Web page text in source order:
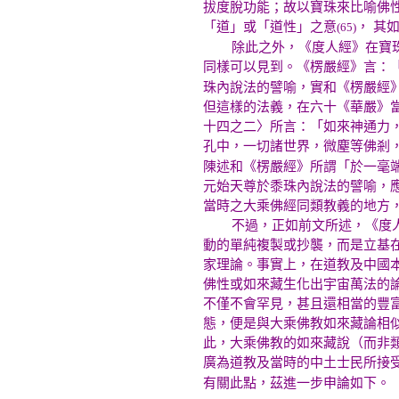
拔度脫功能；故以寶珠來比喻佛
「道」或「道性」之意(65) ， 其
除此之外，《度人經》在寶珠
同樣可以見到。《楞嚴經》言：
珠內說法的譬喻，實和《楞嚴經
但這樣的法義，在六十《華嚴》
十四之二〉所言：「如來神通力
孔中，一切諸世界，微塵等佛剎
陳述和《楞嚴經》所謂「於一毫
元始天尊於黍珠內說法的譬喻，
當時之大乘佛經同類教義的地方
不過，正如前文所述，《度人
動的單純複製或抄襲，而是立基
家理論。事實上，在道教及中國
佛性或如來藏生化出宇宙萬法的
不僅不會罕見，甚且還相當的豐
態，便是與大乘佛教如來藏論相
此，大乘佛教的如來藏說（而非
廣為道教及當時的中土士民所接
有關此點，茲進一步申論如下。